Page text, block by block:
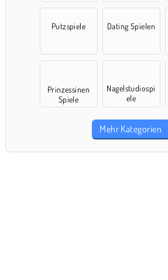
Putzspiele
Dating Spielen
Prinzessinen
Spiele
Nagelstudiospi
ele
Mehr Kategorien